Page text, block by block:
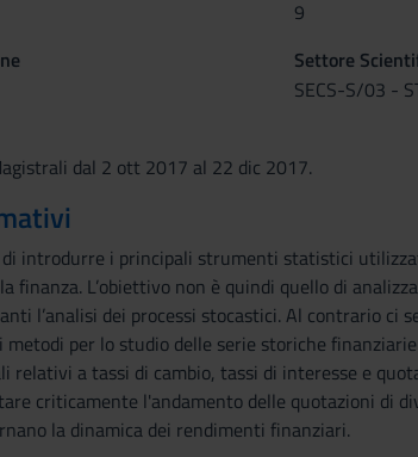
9
Settore
SECS-S/03 -
dal 2 ott 2017 al 22 dic 2017.
di introdurre i principali strumenti statistici
finanza. L’obiettivo non è quindi quello di
l’analisi dei processi stocastici. Al contrario ci
per lo studio delle serie storiche
relativi a tassi di cambio, tassi di interesse e
criticamente l'andamento delle quotazioni di
la dinamica dei rendimenti finanziari.